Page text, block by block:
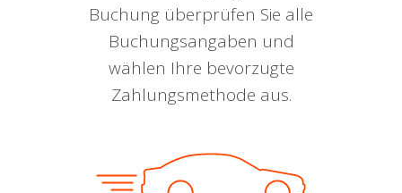
Buchung überprüfen Sie alle
Buchungsangaben und
wählen Ihre bevorzugte
Zahlungsmethode aus.